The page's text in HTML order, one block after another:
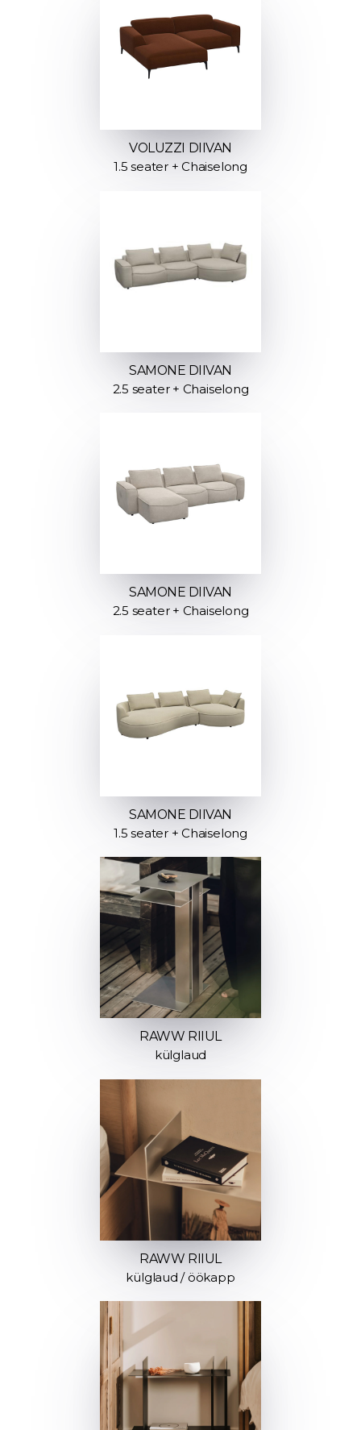
VOLUZZI DIIVAN
1.5 seater + Chaiselong
SAMONE DIIVAN
2.5 seater + Chaiselong
SAMONE DIIVAN
2.5 seater + Chaiselong
SAMONE DIIVAN
1.5 seater + Chaiselong
RAWW RIIUL
külglaud
RAWW RIIUL
külglaud / öökapp